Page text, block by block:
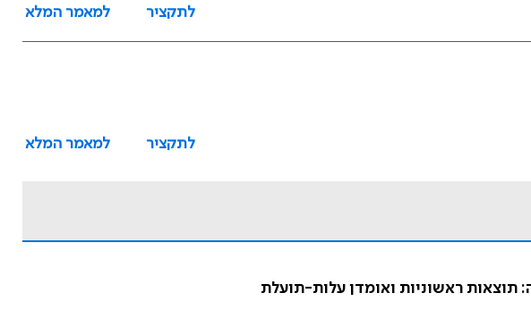
לתקציר
למאמר המלא
לתקציר
למאמר המלא
תוצאות ראשוניות ואומדן עלות-תועלת